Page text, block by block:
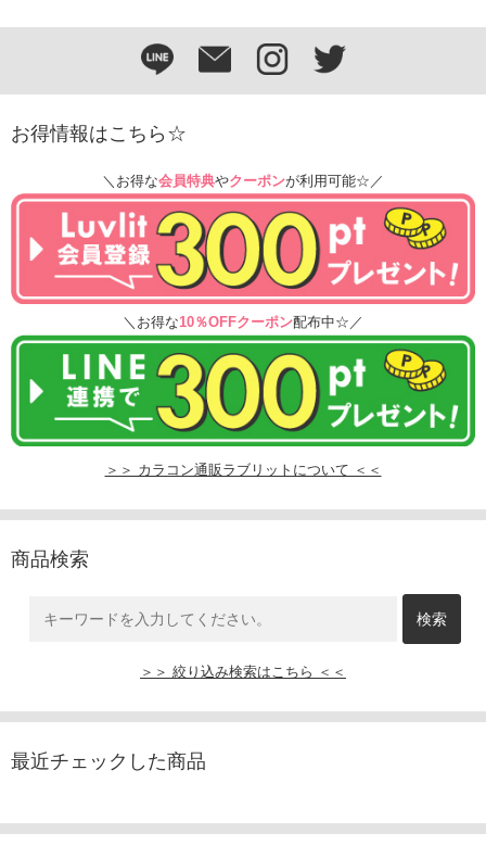
お得情報はこちら☆
＼お得な会員特典やクーポンが利用可能☆／
＼お得な10％OFFクーポン配布中☆／
＞＞ カラコン通販ラブリットについて ＜＜
商品検索
＞＞ 絞り込み検索はこちら ＜＜
最近チェックした商品